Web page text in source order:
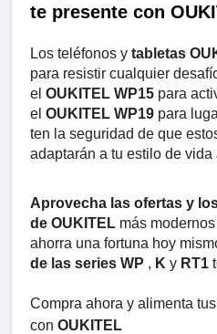
te presente con
Los teléfonos y tabletas
para resistir cualquier
el OUKITEL WP15 para
el OUKITEL WP19 para
ten la seguridad de que
adaptarán a tu estilo de vida
Aprovecha las ofertas y
de OUKITEL más
ahorra una fortuna hoy
de las series WP , K y RT1
Compra ahora y alimenta
con OUKITEL